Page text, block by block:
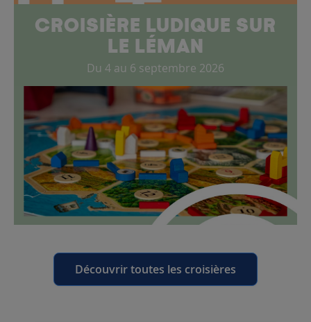
CROISIÈRE LUDIQUE SUR
LE LÉMAN
Du 4 au 6 septembre 2026
Découvrir toutes les croisières